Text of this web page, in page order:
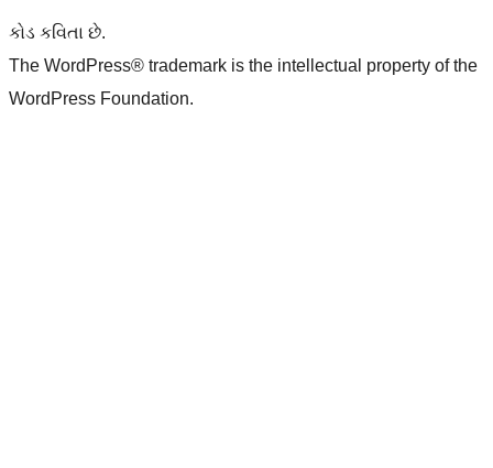
કોડ કવિતા છે.
The WordPress® trademark is the intellectual property of the
WordPress Foundation.